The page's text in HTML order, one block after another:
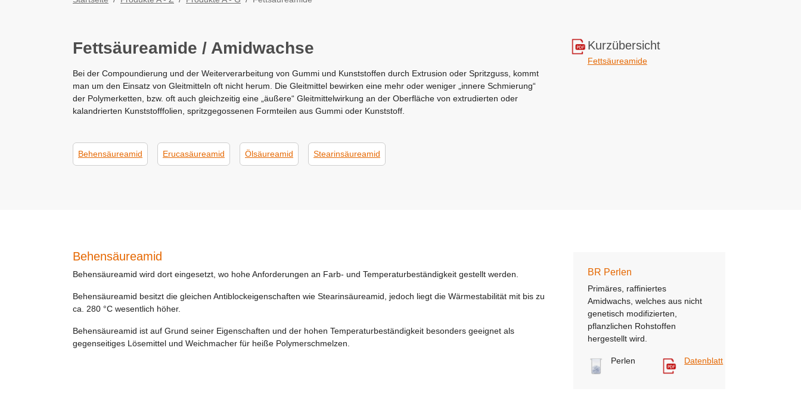
Fettsäureamide / Amidwachse
Bei der Compoundierung und der Weiterverarbeitung von Gummi und Kunststoffen durch Extrusion oder Spritzguss, kommt
man um den Einsatz von Gleitmitteln oft nicht herum. Die Gleitmittel bewirken eine mehr oder weniger „innere Schmierung“
der Polymerketten, bzw. oft auch gleichzeitig eine „äußere“ Gleitmittelwirkung an der Oberfläche von extrudierten oder
kalandrierten Kunststofffolien, spritzgegossenen Formteilen aus Gummi oder Kunststoff.
Behensäureamid Erucasäureamid Ölsäureamid Stearinsäureamid
Kurzübersicht
Fettsäureamide
Behensäureamid
Behensäureamid wird dort eingesetzt, wo hohe Anforderungen an Farb- und Temperaturbeständigkeit gestellt werden.
Behensäureamid besitzt die gleichen Antiblockeigenschaften wie Stearinsäureamid, jedoch liegt die Wärmestabilität mit bis zu
ca. 280 °C wesentlich höher.
Behensäureamid ist auf Grund seiner Eigenschaften und der hohen Temperaturbeständigkeit besonders geeignet als
gegenseitiges Lösemittel und Weichmacher für heiße Polymerschmelzen.
BR Perlen
Primäres, raffiniertes
Amidwachs, welches aus nicht
genetisch modifizierten,
pflanzlichen Rohstoffen
hergestellt wird.
Perlen Datenblatt